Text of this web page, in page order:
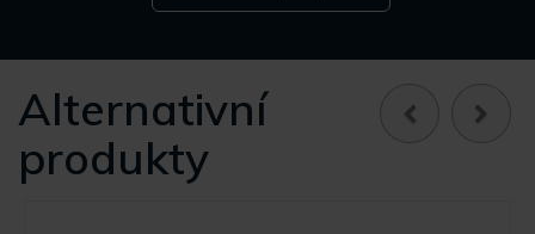
Alternativní
produkty